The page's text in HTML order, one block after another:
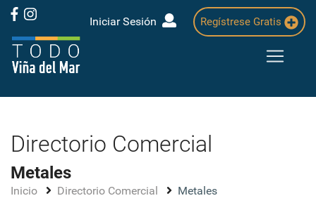
Iniciar Sesión Regístrese Gratis
Directorio Comercial
Metales
Inicio Directorio Comercial Metales